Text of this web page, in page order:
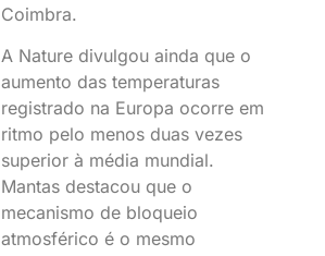
Coimbra.
A Nature divulgou ainda que o
aumento das temperaturas
registrado na Europa ocorre em
ritmo pelo menos duas vezes
superior à média mundial.
Mantas destacou que o
mecanismo de bloqueio
atmosférico é o mesmo